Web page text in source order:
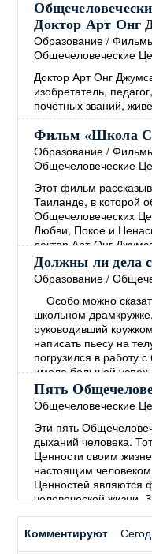
Доктор Арт Онг
Образование /
Общечеловеческие
Доктор Арт Онг
изобретатель,
почётных званий,
является создателем
мире школы Сатья
Общечеловеческих
которое проходило в
Онг Джумсаи
Общечеловеческие
жизни школы и опыте
Фильм «Школа
Образование /
Общечеловеческие
Этот фильм
Таиланде, в которой
Общечеловеческих
Любви, Покое и
доктор Арт-Онг
политиком и
является директором
20 лет. Вся жизнь
финансированием,
Должны ли дела
Образование /
Особо можно
школьном
руководивший
написать пьесу на
погрузился в работу
имела большой успех
был мальчик,
образом, потому, что
человеческий грех –
"человек →
Пять
Общечеловеческие
Эти пять
дыханий человека.
Ценности своим
настоящим
Ценностей являются
человеческой жизни.
начинает
времена люди
Ценностей
Комментируют